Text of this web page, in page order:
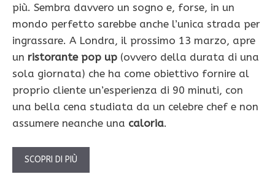
più. Sembra davvero un sogno e, forse, in un
mondo perfetto sarebbe anche l’unica strada per
ingrassare. A Londra, il prossimo 13 marzo, apre
un ristorante pop up (ovvero della durata di una
sola giornata) che ha come obiettivo fornire al
proprio cliente un’esperienza di 90 minuti, con
una bella cena studiata da un celebre chef e non
assumere neanche una caloria.
SCOPRI DI PIÙ